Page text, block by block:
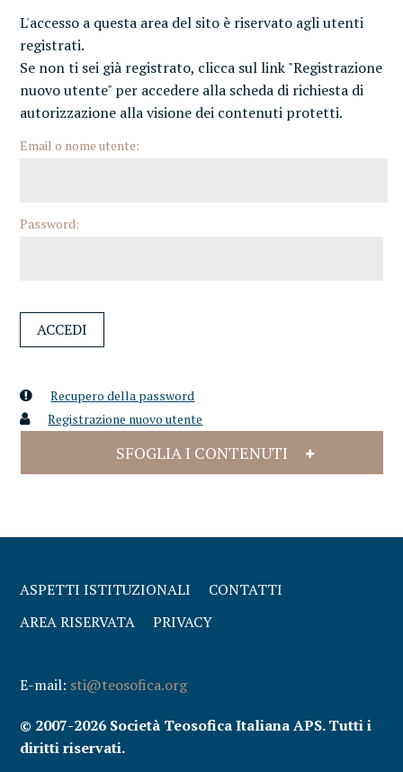
L'accesso a questa area del sito è riservato agli utenti
registrati.
Se non ti sei già registrato, clicca sul link "Registrazione
nuovo utente" per accedere alla scheda di richiesta di
autorizzazione alla visione dei contenuti protetti.
Email o nome utente:
Password:
Recupero della password
Registrazione nuovo utente
SFOGLIA I CONTENUTI
ASPETTI ISTITUZIONALI
CONTATTI
AREA RISERVATA
PRIVACY
E-mail: sti@teosofica.org
© 2007-2026 Società Teosofica Italiana APS. Tutti i
diritti riservati.